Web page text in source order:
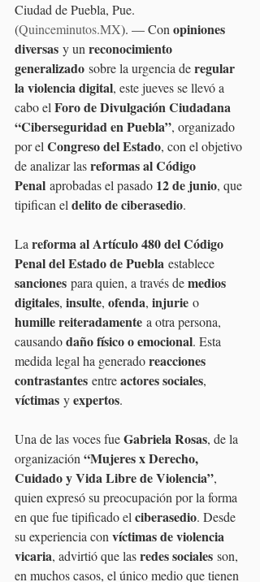
Ciudad de Puebla, Pue.
(Quinceminutos.MX). — Con opiniones
diversas y un reconocimiento
generalizado sobre la urgencia de regular
la violencia digital, este jueves se llevó a
cabo el Foro de Divulgación Ciudadana
“Ciberseguridad en Puebla”, organizado
por el Congreso del Estado, con el objetivo
de analizar las reformas al Código
Penal aprobadas el pasado 12 de junio, que
tipifican el delito de ciberasedio.
La reforma al Artículo 480 del Código
Penal del Estado de Puebla establece
sanciones para quien, a través de medios
digitales, insulte, ofenda, injurie o
humille reiteradamente a otra persona,
causando daño físico o emocional. Esta
medida legal ha generado reacciones
contrastantes entre actores sociales,
víctimas y expertos.
Una de las voces fue Gabriela Rosas, de la
organización “Mujeres x Derecho,
Cuidado y Vida Libre de Violencia”,
quien expresó su preocupación por la forma
en que fue tipificado el ciberasedio. Desde
su experiencia con víctimas de violencia
vicaria, advirtió que las redes sociales son,
en muchos casos, el único medio que tienen